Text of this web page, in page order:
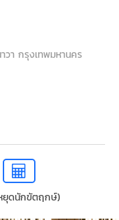
วา กรุงเทพมหานคร
ยุดนักขัตฤกษ์)